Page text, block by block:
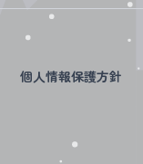
個人情報保護方針